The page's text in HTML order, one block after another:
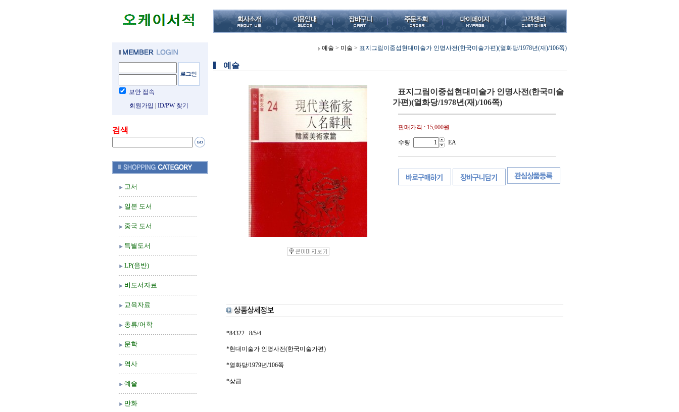
보안 접속
회원가입
ID/PW 찾기
검색
고서
일본 도서
중국 도서
특별도서
LP(음반)
비도서자료
교육자료
총류/어학
문학
역사
예술
만화
예술 > 미술 > 표지그림이중섭현대미술가 인명사전(한국미술가편)(열화당/1978년(재)/106쪽)
예술
표지그림이중섭현대미술가 인명사전(한국미술
가편)(열화당/1978년(재)/106쪽)
판매가격 : 15,000원
수량 EA
*84322 8/5/4
*현대미술가 인명사전(한국미술가편)
*열화당/1979년/106쪽
*상급